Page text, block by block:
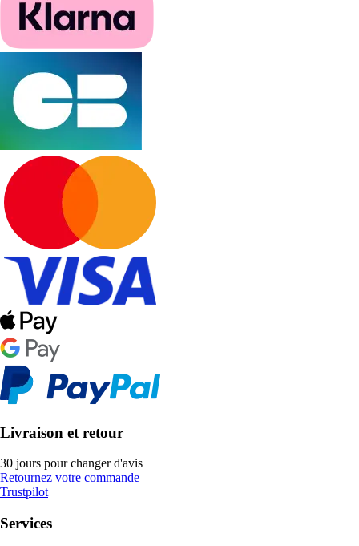
Livraison et retour
30 jours pour changer d'avis
Retournez votre commande
Trustpilot
Services